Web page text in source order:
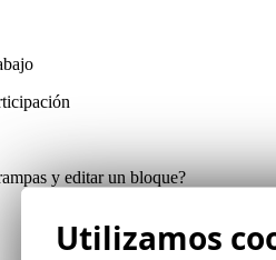
y editar un bloque?
Utilizamos